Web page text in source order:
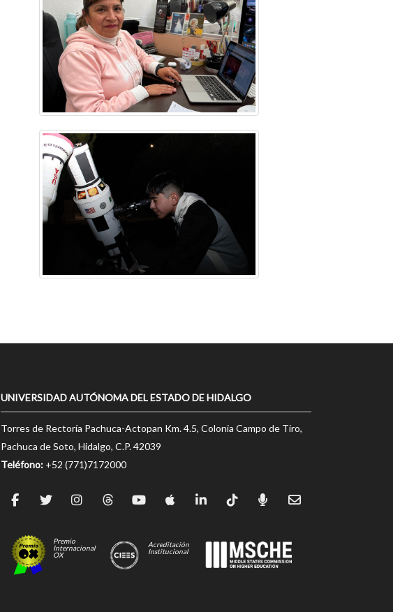
UNIVERSIDAD AUTÓNOMA DEL ESTADO DE HIDALGO
Torres de Rectoría Pachuca-Actopan Km. 4.5, Colonia Campo de Tiro,
Pachuca de Soto, Hidalgo, C.P. 42039
Teléfono: +52 (771)7172000
Premio
Internacional
OX
Acreditación
Institucional